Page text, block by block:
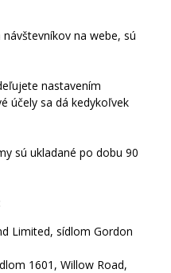
na webe, sú
nastavením
účely sa dá kedykoľvek
sú ukladané po dobu 90
Limited, sídlom Gordon
1601, Willow Road,